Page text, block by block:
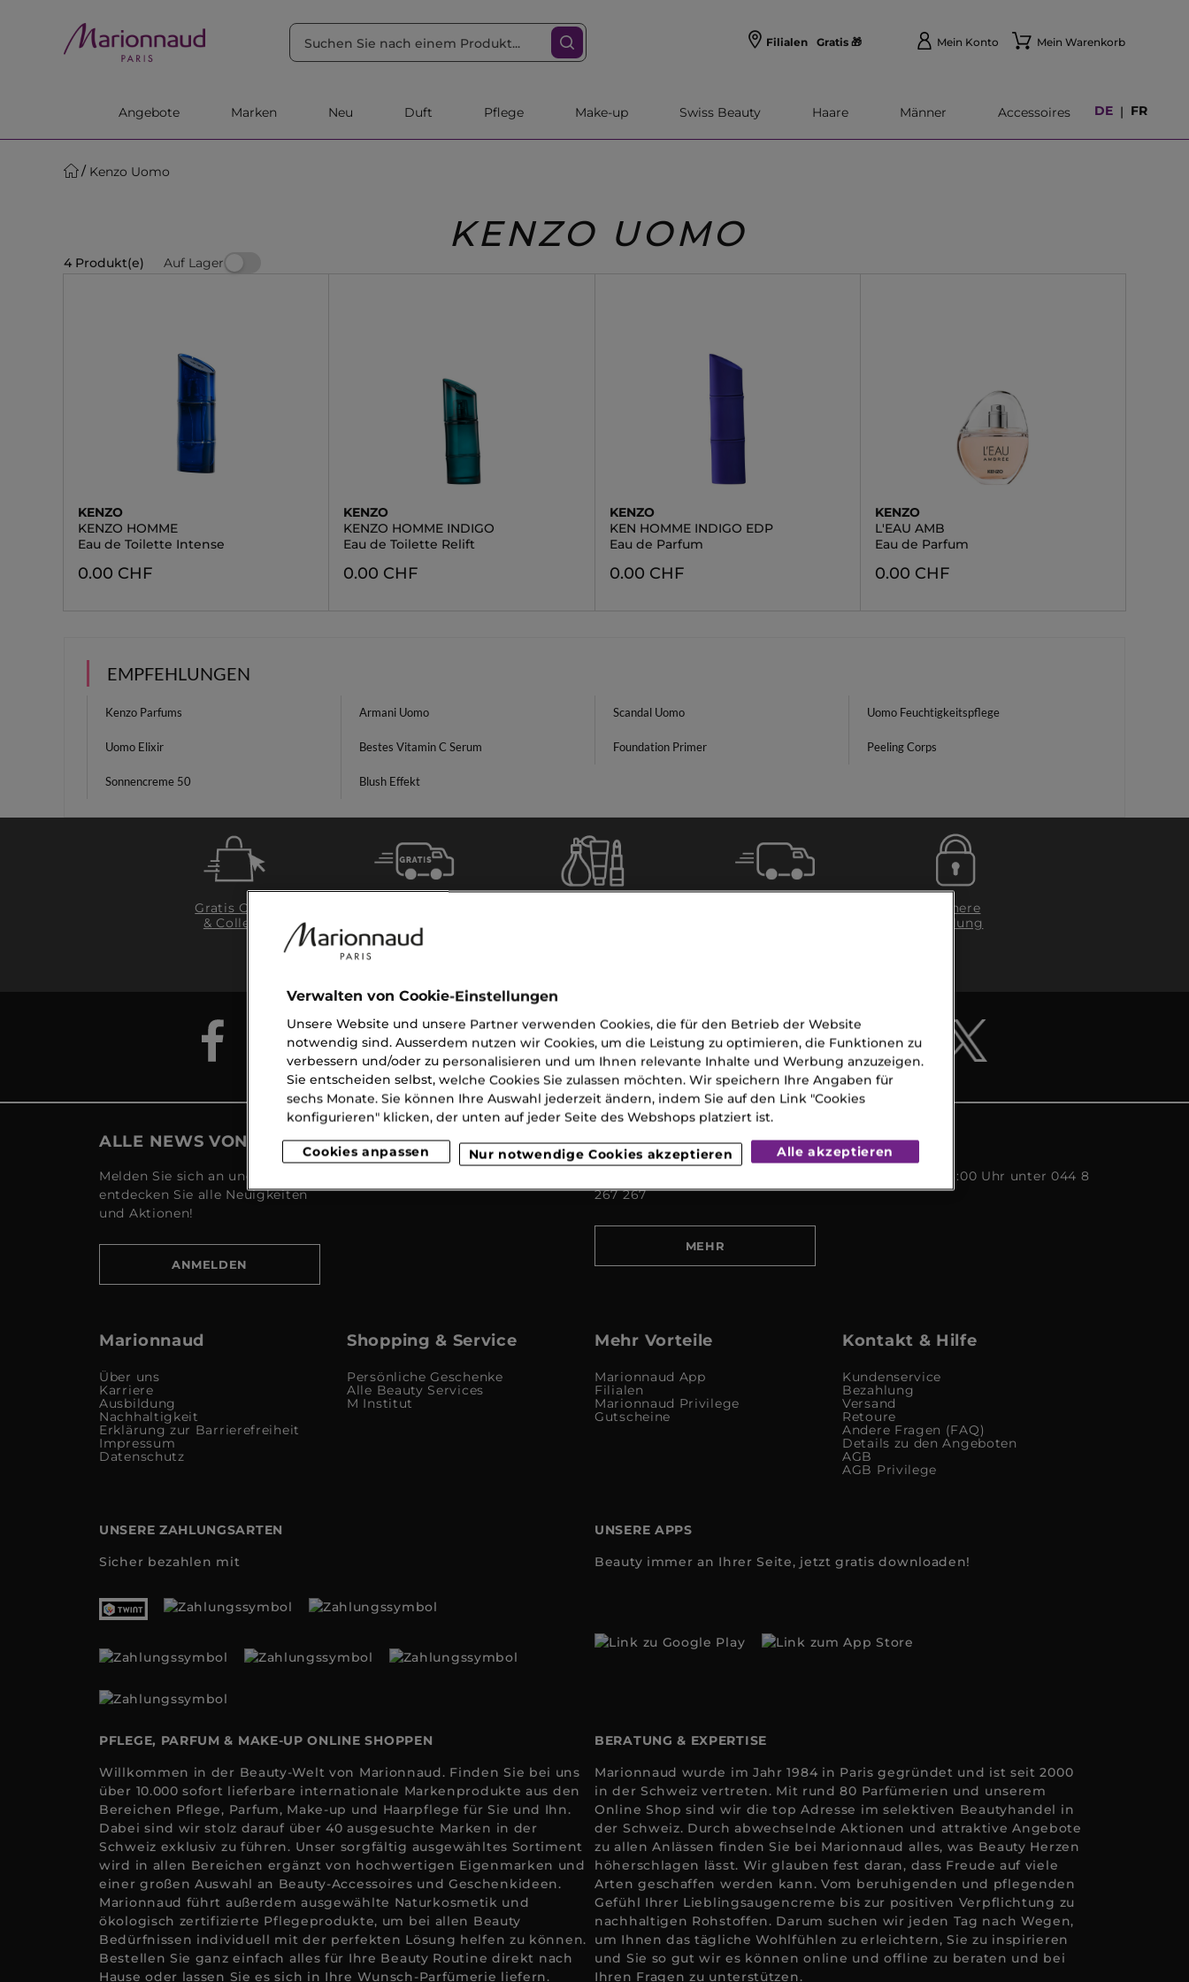
Filialen Gratis 🎁 Mein Konto Mein Warenkorb
DE | FR
Angebote Marken Neu Duft Pflege Make-up Swiss Beauty Haare Männer Accessoires
Kenzo Uomo
KENZO UOMO
4 Produkt(e) Auf Lager
KENZO
KENZO HOMME
Eau de Toilette Intense
0.00 CHF
KENZO
KENZO HOMME INDIGO
Eau de Toilette Relift
0.00 CHF
KENZO
KEN HOMME INDIGO EDP
Eau de Parfum
0.00 CHF
KENZO
L'EAU AMB
Eau de Parfum
0.00 CHF
EMPFEHLUNGEN
Kenzo Parfums Armani Uomo Scandal Uomo Uomo Feuchtigkeitspflege
Uomo Elixir Bestes Vitamin C Serum Foundation Primer Peeling Corps
Sonnencreme 50 Blush Effekt
Gratis Click
& Collect
ab CHF 120
Sichere
Zahlung
ALLE NEWS VON MARIONNAUD
Melden Sie sich an und
entdecken Sie alle Neuigkeiten
und Aktionen!
ANMELDEN
UNSER KUNDENSERVICE
Sie erreichen uns Montags bis Freitags von 09:00 - 18:00 Uhr unter 044 8
267 267
MEHR
Marionnaud
Über uns
Karriere
Ausbildung
Nachhaltigkeit
Erklärung zur Barrierefreiheit
Impressum
Datenschutz
Shopping & Service
Persönliche Geschenke
Alle Beauty Services
M Institut
Mehr Vorteile
Marionnaud App
Filialen
Marionnaud Privilege
Gutscheine
Kontakt & Hilfe
Kundenservice
Bezahlung
Versand
Retoure
Andere Fragen (FAQ)
Details zu den Angeboten
AGB
AGB Privilege
UNSERE ZAHLUNGSARTEN
Sicher bezahlen mit
UNSERE APPS
Beauty immer an Ihrer Seite, jetzt gratis downloaden!
PFLEGE, PARFUM & MAKE-UP ONLINE SHOPPEN
Willkommen in der Beauty-Welt von Marionnaud. Finden Sie bei uns
über 10.000 sofort lieferbare internationale Markenprodukte aus den
Bereichen Pflege, Parfum, Make-up und Haarpflege für Sie und Ihn.
Dabei sind wir stolz darauf über 40 ausgesuchte Marken in der
Schweiz exklusiv zu führen. Unser sorgfältig ausgewähltes Sortiment
wird in allen Bereichen ergänzt von hochwertigen Eigenmarken und
einer großen Auswahl an Beauty-Accessoires und Geschenkideen.
Marionnaud führt außerdem ausgewählte Naturkosmetik und
ökologisch zertifizierte Pflegeprodukte, um bei allen Beauty
Bedürfnissen individuell mit der perfekten Lösung helfen zu können.
Bestellen Sie ganz einfach alles für Ihre Beauty Routine direkt nach
Hause oder lassen Sie es sich in Ihre Wunsch-Parfümerie liefern.
BERATUNG & EXPERTISE
Marionnaud wurde im Jahr 1984 in Paris gegründet und ist seit 2000
in der Schweiz vertreten. Mit rund 80 Parfümerien und unserem
Online Shop sind wir die top Adresse im selektiven Beautyhandel in
der Schweiz. Durch abwechselnde Aktionen und attraktive Angebote
zu allen Anlässen finden Sie bei Marionnaud alles, was Beauty Herzen
höherschlagen lässt. Wir glauben fest daran, dass Freude auf viele
Arten geschaffen werden kann. Vom beruhigenden und pflegenden
Gefühl Ihrer Lieblingsaugencreme bis zur positiven Verpflichtung zu
nachhaltigen Rohstoffen. Darum suchen wir jeden Tag nach Wegen,
um Ihnen das tägliche Wohlfühlen zu erleichtern, Sie zu inspirieren
und Sie so gut wir es können online und offline zu beraten und bei
Ihren Fragen zu unterstützen.
Verwalten von Cookie-Einstellungen
Unsere Website und unsere Partner verwenden Cookies, die für den Betrieb der Website
notwendig sind. Ausserdem nutzen wir Cookies, um die Leistung zu optimieren, die Funktionen zu
verbessern und/oder zu personalisieren und um Ihnen relevante Inhalte und Werbung anzuzeigen.
Sie entscheiden selbst, welche Cookies Sie zulassen möchten. Wir speichern Ihre Angaben für
sechs Monate. Sie können Ihre Auswahl jederzeit ändern, indem Sie auf den Link "Cookies
konfigurieren" klicken, der unten auf jeder Seite des Webshops platziert ist.
Cookies anpassen Nur notwendige Cookies akzeptieren Alle akzeptieren